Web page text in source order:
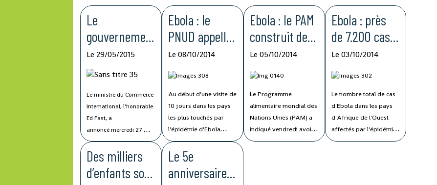
Le
gouvernemen
t Harper signe
un accord sur
nt avec la
Guinée
Le 29/05/2015
Le ministre du Commerce
international, l'honorable
Ed Fast, a
annoncé mercredi 27 mai
2015 que le Canada et la
Guinée ont signé un
et la protection des
Ebola : le
PNUD appelle
à agir pour
éviter un
économique
régional
Le 08/10/2014
Au début d'une visite de
10 jours dans les pays
les plus touchés par
l'épidémie d'Ebola
(Guinée, Sierra Leone et
Libéria), un haut
responsable du
Programme des
Ebola : le PAM
construit des
centres de
santé et
travailleurs
humanitaires
et
Le 05/10/2014
Le Programme
alimentaire mondial des
Nations Unies (PAM) a
indiqué vendredi avoir
fourni à ce jour une
Ebola : près
de 7.200 cas
et plus de
3.300 décès
l’Ouest
Le 03/10/2014
Le nombre total de cas
d'Ebola dans les pays
d'Afrique de l'Ouest
affectés par l'épidémie
s'élève désormais à
Des milliers
d’enfants sont
Le 5e
anniversaire